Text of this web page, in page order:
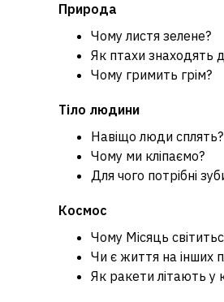
Природа
Чому листя зелене?
Як птахи знаходять
Чому гримить грім?
Тіло людини
Навіщо люди сплять?
Чому ми кліпаємо?
Для чого потрібні
Космос
Чому Місяць
Чи є життя на інших
Як ракети літають у